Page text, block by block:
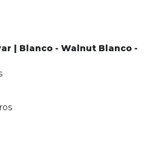
| Blanco - Walnut Blanco -
s